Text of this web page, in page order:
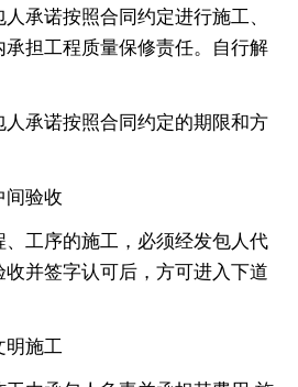
承诺按照合同约定进行施工、
担工程质量保修责任。自行解
人承诺按照合同约定的期限和方
间验收
、工序的施工，必须经发包人代
并签字认可后，方可进入下道
明施工